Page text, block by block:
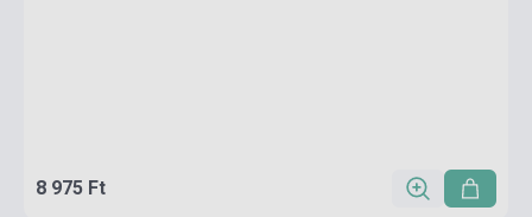
8 975 Ft